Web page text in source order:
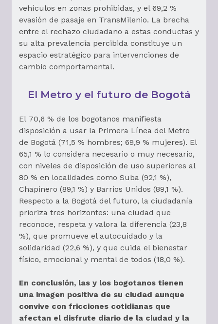
vehículos en zonas prohibidas, y el 69,2 %
evasión de pasaje en TransMilenio. La brecha
entre el rechazo ciudadano a estas conductas y
su alta prevalencia percibida constituye un
espacio estratégico para intervenciones de
cambio comportamental.
El Metro y el futuro de Bogotá
El 70,6 % de los bogotanos manifiesta
disposición a usar la Primera Línea del Metro
de Bogotá (71,5 % hombres; 69,9 % mujeres). El
65,1 % lo considera necesario o muy necesario,
con niveles de disposición de uso superiores al
80 % en localidades como Suba (92,1 %),
Chapinero (89,1 %) y Barrios Unidos (89,1 %).
Respecto a la Bogotá del futuro, la ciudadanía
prioriza tres horizontes: una ciudad que
reconoce, respeta y valora la diferencia (23,8
%), que promueve el autocuidado y la
solidaridad (22,6 %), y que cuida el bienestar
físico, emocional y mental de todos (18,0 %).
En conclusión, las y los bogotanos tienen
una imagen positiva de su ciudad aunque
convive con fricciones cotidianas que
afectan el disfrute diario de la ciudad y la